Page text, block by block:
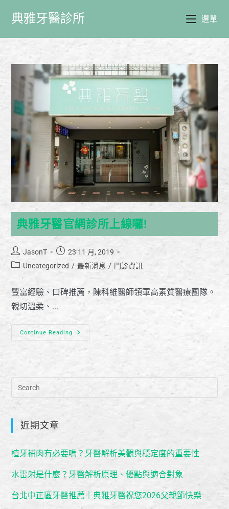
典雅牙醫診所 選單
典雅牙醫官網診所上線囉!
JasonT
23 11 月, 2019
Uncategorized / 最新消息 / 門診資訊
豐富經驗、口碑推薦，陳科維醫師領軍高素質醫療團隊。
親切溫柔、...
Continue Reading
近期文章
植牙補肉有必要嗎？牙醫解析美觀與穩定度的重要性
水雷射是什麼？牙醫解析原理、優點與適合對象
台北中正區牙醫推薦｜典雅牙醫祝您2026父親節快樂